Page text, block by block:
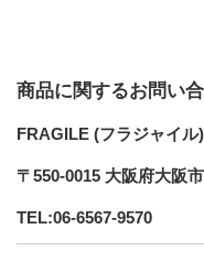
商品に関するお問い
FRAGILE (フラジャイル)
〒550-0015 大阪府大阪
TEL:06-6567-9570